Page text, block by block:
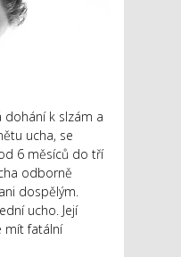
dohání k slzám a
ucha, se
6 měsíců do tří
odborně
dospělým.
ucho. Její
mít fatální